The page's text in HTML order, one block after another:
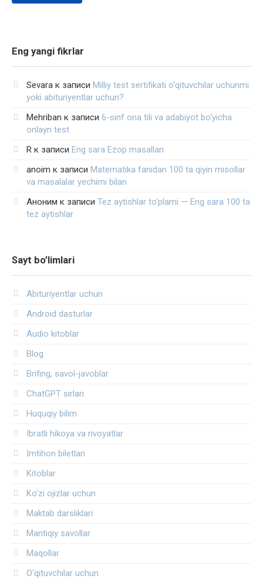
Eng yangi fikrlar
Sevara к записи Milliy test sertifikati o‘qituvchilar uchunmi
yoki abituriyentlar uchun?
Mehriban к записи 6-sinf ona tili va adabiyot bo‘yicha
onlayn test
R к записи Eng sara Ezop masallari
anoim к записи Matematika fanidan 100 ta qiyin misollar
va masalalar yechimi bilan
Аноним к записи Tez aytishlar to‘plami — Eng sara 100 ta
tez aytishlar
Sayt bo’limlari
Abituriyentlar uchun
Android dasturlar
Audio kitoblar
Blog
Brifing, savol-javoblar
ChatGPT sirlari
Huquqiy bilim
Ibratli hikoya va rivoyatlar
Imtihon biletlari
Kitoblar
Ko‘zi ojizlar uchun
Maktab darsliklari
Mantiqiy savollar
Maqollar
O‘qituvchilar uchun